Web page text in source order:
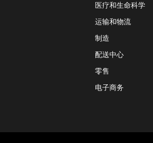
医疗和生命科学
运输和物流
制造
配送中心
零售
电子商务